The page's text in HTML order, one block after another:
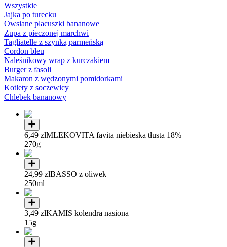
Wszystkie
Jajka po turecku
Owsiane placuszki bananowe
Zupa z pieczonej marchwi
Tagliatelle z szynką parmeńską
Cordon bleu
Naleśnikowy wrap z kurczakiem
Burger z fasoli
Makaron z wędzonymi pomidorkami
Kotlety z soczewicy
Chlebek bananowy
6,49 złMLEKOVITA favita niebieska tłusta 18%
270g
24,99 złBASSO z oliwek
250ml
3,49 złKAMIS kolendra nasiona
15g